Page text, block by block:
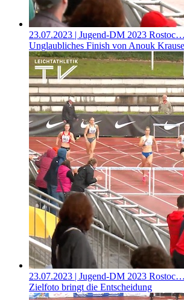
23.07.2023 | Jugend-DM 2023 Rostoc…
Unglaubliches Finish von Anouk
23.07.2023 | Jugend-DM 2023 Rostoc…
Zielfoto bringt die Entscheidung